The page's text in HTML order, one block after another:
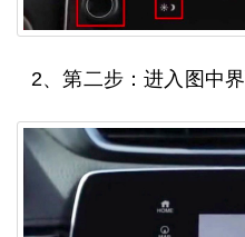
2、第二步：进入图中